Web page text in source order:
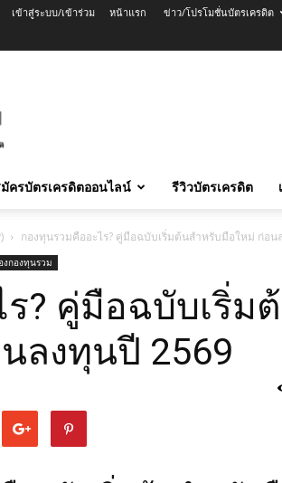
เข้าสู่ระบบ/เข้าร่วม หน้าแรก ข่าว/โปรโมชั่นบัตรเครดิต
ครบัตรเครดิตออนไลน์ รีวิวบัตรเครดิต
กองทุนรวมคืออะไร? คู่มือฉบับเริ่มต้นสำหรับมือใหม่ ก่อน
งกองทุนรวม
? คู่มือฉบับเริ่ม
ลงทุนปี 2569